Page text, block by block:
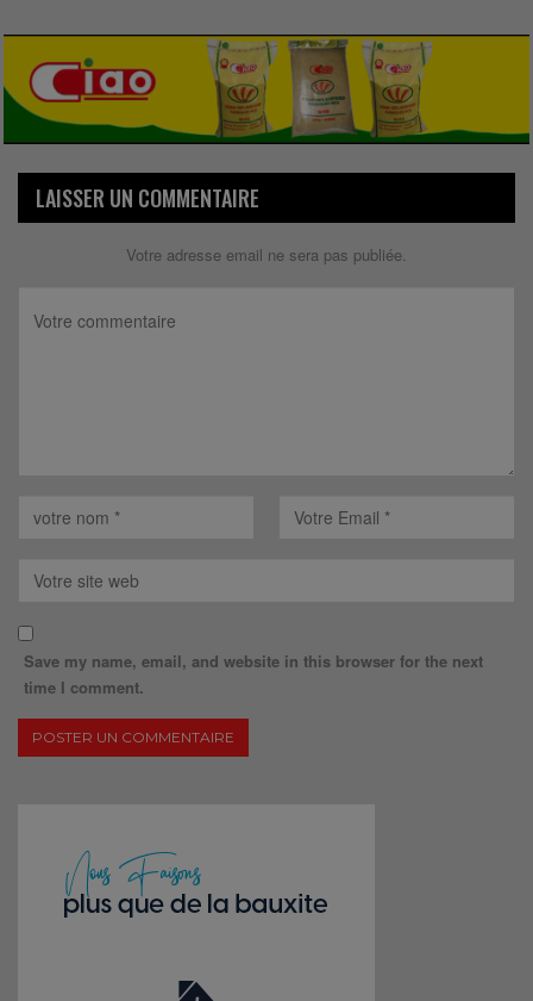
LAISSER UN COMMENTAIRE
Votre adresse email ne sera pas publiée.
Save my name, email, and website in this browser for the next
time I comment.